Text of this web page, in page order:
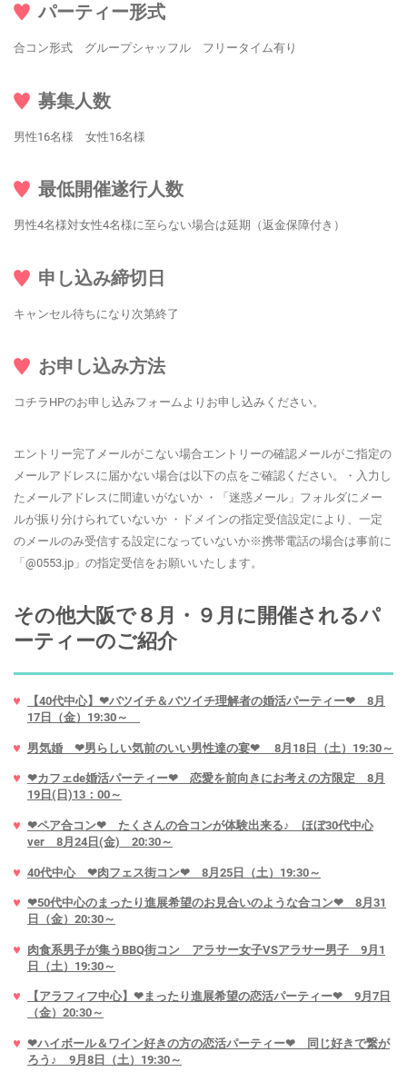
パーティー形式
合コン形式 グループシャッフル フリータイム有り
募集人数
男性16名様 女性16名様
最低開催遂行人数
男性4名様対女性4名様に至らない場合は延期（返金保障付き）
申し込み締切日
キャンセル待ちになり次第終了
お申し込み方法
コチラHPのお申し込みフォームよりお申し込みください。
エントリー完了メールがこない場合エントリーの確認メールがご指定の
メールアドレスに届かない場合は以下の点をご確認ください。・入力し
たメールアドレスに間違いがないか ・「迷惑メール」フォルダにメー
ルが振り分けられていないか ・ドメインの指定受信設定により、一定
のメールのみ受信する設定になっていないか※携帯電話の場合は事前に
「@0553.jp」の指定受信をお願いいたします。
その他大阪で８月・９月に開催されるパ
ーティーのご紹介
【40代中心】❤バツイチ＆バツイチ理解者の婚活パーティー❤ 8月
17日（金）19:30～
男気婚 ❤男らしい気前のいい男性達の宴❤ 8月18日（土）19:30～
❤カフェde婚活パーティー❤ 恋愛を前向きにお考えの方限定 8月
19日(日)13：00～
❤ペア合コン❤ たくさんの合コンが体験出来る♪ ほぼ30代中心
ver 8月24日(金) 20:30～
40代中心 ❤肉フェス街コン❤ 8月25日（土）19:30～
❤50代中心のまったり進展希望のお見合いのような合コン❤ 8月31
日（金）20:30～
肉食系男子が集うBBQ街コン アラサー女子VSアラサー男子 9月1
日（土）19:30～
【アラフィフ中心】❤まったり進展希望の恋活パーティー❤ 9月7日
（金）20:30～
❤ハイボール＆ワイン好きの方の恋活パーティー❤ 同じ好きで繋が
ろう♪ 9月8日（土）19:30～